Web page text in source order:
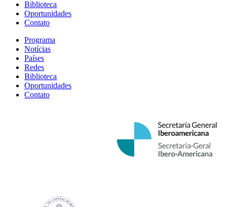
Biblioteca
Oportunidades
Contato
Programa
Notícias
Países
Redes
Biblioteca
Oportunidades
Contato